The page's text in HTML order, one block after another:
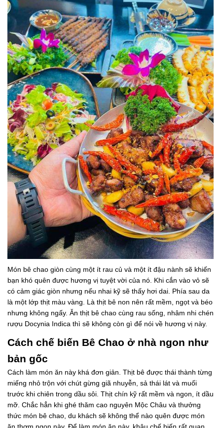
Món bê chao giòn cùng một ít rau củ và một ít đậu nành sẽ khiến
bạn khó quên được hương vị tuyệt vời của nó. Khi cắn vào vỏ sẽ
có cảm giác giòn nhưng nếu nhai kỹ sẽ thấy hơi dai. Phía sau da
là một lớp thịt màu vàng. Là thịt bê non nên rất mềm, ngọt và béo
nhưng không ngấy. Ăn thịt bê chao cùng rau sống, nhâm nhi chén
rượu Docynia Indica thì sẽ không còn gì để nói về hương vị này.
Cách chế biến Bê Chao ở nhà ngon như
bản gốc
Cách làm món ăn này khá đơn giản. Thịt bê được thái thành từng
miếng nhỏ trộn với chút gừng giã nhuyễn, sả thái lát và muối
trước khi chiên trong dầu sôi. Thịt chín kỹ rất mềm và ngon, ít dầu
mỡ. Chắc hẳn khi ghé thăm cao nguyên Mộc Châu và thưởng
thức món bê chao, du khách sẽ không thể nào quên được món
ăn thơm ngon này. Để làm món ăn này, khâu chế biến rất quan